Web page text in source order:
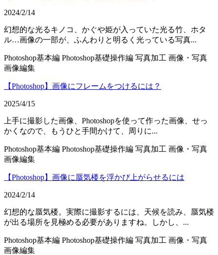
2024/2/14
幻想的な光るキノコ、かぐや姫が入っていた光る竹、ホタ
ル…画像の一部が、ふんわりと明るく光っている写真...
Photoshop基本編 Photoshop基礎操作編 写真加工 画像・写真
画像編集
【Photoshop】画像にフレームをつけるには？
2025/4/15
上手に撮影した画像、Photoshopを使って作った画像、せっ
かくなので、もうひと手間かけて、周りに...
Photoshop基本編 Photoshop基礎操作編 写真加工 画像・写真
画像編集
【Photoshop】画像に蜃気楼を浮かび上がらせるには
2024/2/14
幻想的な蜃気楼。実際に撮影するには、天候を読み、蜃気楼
が出る場所を見極める必要がありますね。しかし、...
Photoshop基本編 Photoshop基礎操作編 写真加工 画像・写真
画像編集